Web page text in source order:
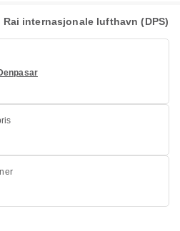
internasjonale lufthavn (DPS)